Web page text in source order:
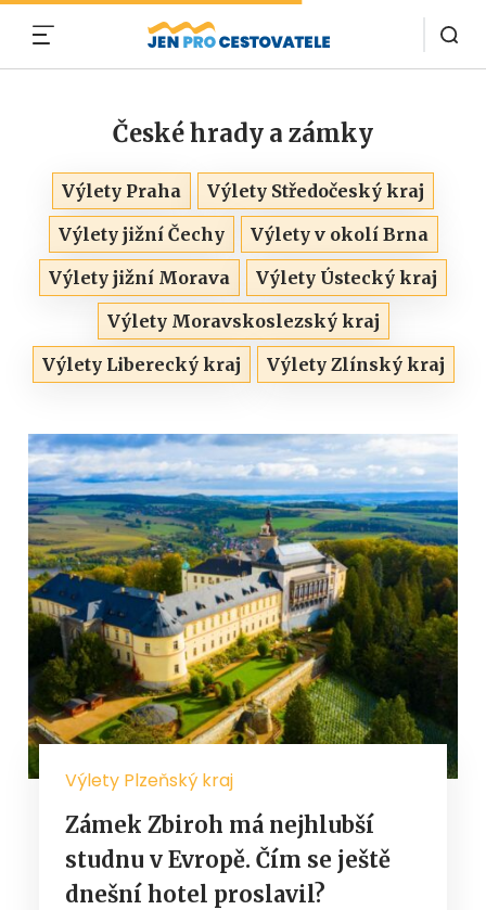
České hrady a zámky
Výlety Praha
Výlety Středočeský kraj
Výlety jižní Čechy
Výlety v okolí Brna
Výlety jižní Morava
Výlety Ústecký kraj
Výlety Moravskoslezský kraj
Výlety Liberecký kraj
Výlety Zlínský kraj
Výlety Plzeňský kraj
Zámek Zbiroh má nejhlubší
studnu v Evropě. Čím se ještě
dnešní hotel proslavil?